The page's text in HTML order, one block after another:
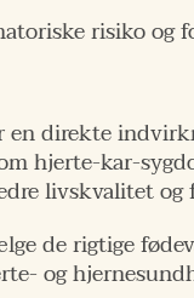
risiko
direkte
hjerte-kar-
livskvalitet
de rigtige
og